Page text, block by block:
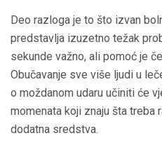
Deo razloga je to što izvan
predstavlja izuzetno težak
sekunde važno, ali pomoć je
Obučavanje sve više ljudi u
o moždanom udaru učiniti će
momenata koji znaju šta treba
dodatna sredstva.